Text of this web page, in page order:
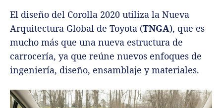
El diseño del Corolla 2020 utiliza la Nueva
Arquitectura Global de Toyota (TNGA), que es
mucho más que una nueva estructura de
carrocería, ya que reúne nuevos enfoques de
ingeniería, diseño, ensamblaje y materiales.